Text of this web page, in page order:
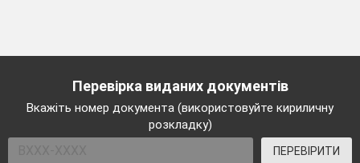
Перевірка виданих документів
Вкажіть номер документа (використовуйте кириличну
розкладку)
ПЕРЕВІРИТИ